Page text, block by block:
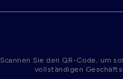
Scannen Sie den QR-Code, um
vollständigen